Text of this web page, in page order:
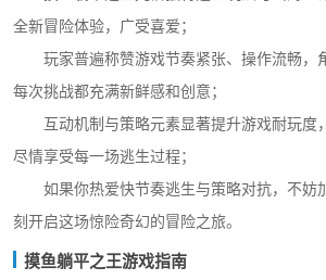
全新冒险体验，广受喜爱；
玩家普遍称赞游戏节奏紧张、操作流畅，
每次挑战都充满新鲜感和创意；
互动机制与策略元素显著提升游戏耐玩度
尽情享受每一场逃生过程；
如果你热爱快节奏逃生与策略对抗，不妨
刻开启这场惊险奇幻的冒险之旅。
摸鱼躺平之王游戏指南